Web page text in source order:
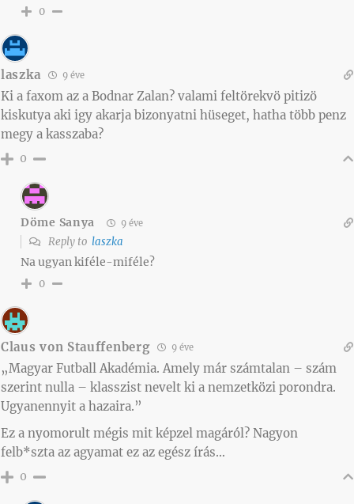
0
laszka 9 éve
Ki a faxom az a Bodnar Zalan? valami feltörekvö pitizö
kiskutya aki igy akarja bizonyatni hüseget, hatha több penz
megy a kasszaba?
0
Döme Sanya 9 éve
Reply to laszka
Na ugyan kiféle-miféle?
0
Claus von Stauffenberg 9 éve
„Magyar Futball Akadémia. Amely már számtalan – szám
szerint nulla – klasszist nevelt ki a nemzetközi porondra.
Ugyanennyit a hazaira.”
Ez a nyomorult mégis mit képzel magáról? Nagyon
felb*szta az agyamat ez az egész írás…
0